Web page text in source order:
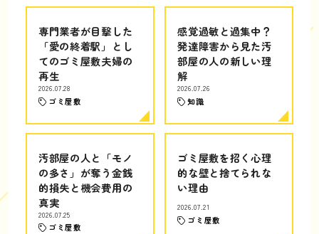
専門業者が目撃した
「愛の終着駅」とし
てのゴミ屋敷夫婦の
再生
2026.07.28
ゴミ屋敷
感覚過敏と過集中？
発達障害から見た汚
部屋の人の新しい理
解
2026.07.26
知識
汚部屋の人と「モノ
の多さ」が奪う金銭
的損失と機会費用の
真実
2026.07.25
ゴミ屋敷
ゴミ屋敷を招く心理
的な壁と捨てられな
い理由
2026.07.21
ゴミ屋敷